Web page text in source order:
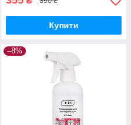
Купити
–8%